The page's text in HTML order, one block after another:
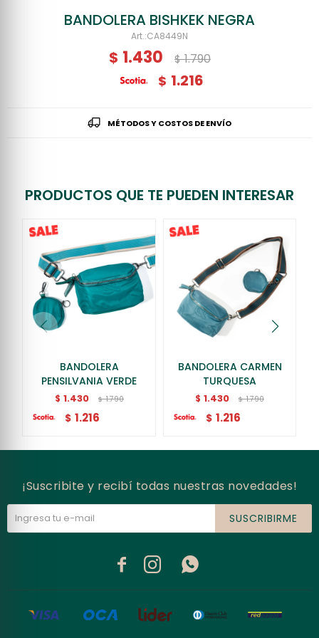
BANDOLERA BISHKEK NEGRA
CA8449N
$ 1.430 $ 1.790
$ 1.216
MÉTODOS Y COSTOS DE ENVÍO
PRODUCTOS QUE TE PUEDEN INTERESAR
BANDOLERA
PENSILVANIA VERDE
$ 1.430 $ 1.790
$ 1.216
BANDOLERA CARMEN
TURQUESA
$ 1.430 $ 1.790
$ 1.216
¡Suscribite y recibí todas nuestras novedades!
SUSCRIBIRME
  